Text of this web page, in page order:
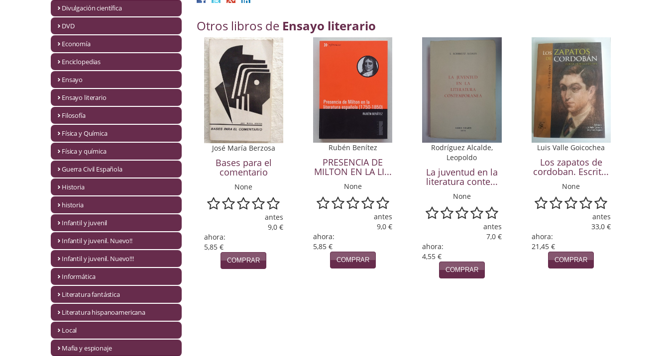
Discos deVinilo. LP
Divulgación científica
Ensayo literario
Guerra Civil Española
Infantil y juvenil
Infantil y juvenil. Nuevo!!
Infantil y juvenil. Nuevo!!!
Divulgación científica
DVD
Economía
Enciclopedias
Ensayo
Ensayo literario
Filosofía
Física y Química
Física y química
Guerra Civil Española
Historia
historia
Infantil y juvenil
Infantil y juvenil. Nuevo!!
Infantil y juvenil. Nuevo!!!
Informática
Literatura fantástica
Literatura hispanoamericana
Local
Mafia y espionaje
Otros libros de Ensayo literario
José María Berzosa
Bases para el
comentario
None
antes
9,0 €
ahora:
5,85 €
COMPRAR
Rubén Benítez
PRESENCIA DE
MILTON EN LA LI...
None
antes
9,0 €
ahora:
5,85 €
COMPRAR
Rodríguez Alcalde,
Leopoldo
La juventud en la
literatura conte...
None
antes
7,0 €
ahora:
4,55 €
COMPRAR
Luis Valle Goicochea
Los zapatos de
cordoban. Escrit...
None
antes
33,0 €
ahora:
21,45 €
COMPRAR